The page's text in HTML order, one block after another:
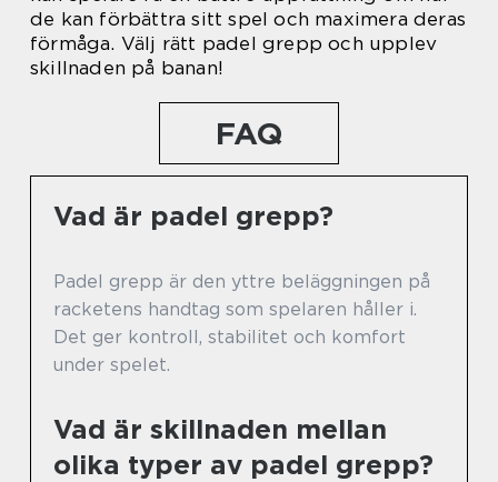
de kan förbättra sitt spel och maximera deras
förmåga. Välj rätt padel grepp och upplev
skillnaden på banan!
FAQ
Vad är padel grepp?
Padel grepp är den yttre beläggningen på
racketens handtag som spelaren håller i.
Det ger kontroll, stabilitet och komfort
under spelet.
Vad är skillnaden mellan
olika typer av padel grepp?